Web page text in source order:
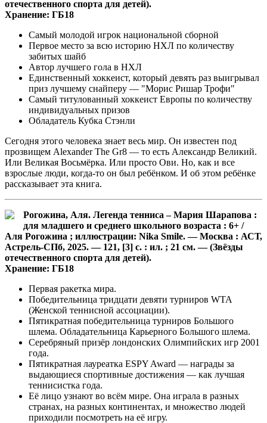
отечественного спорта для детей).
Хранение: ГБ18
Самый молодой игрок национальной сборной
Первое место за всю историю НХЛ по количеству
забитых шайб
Автор лучшего гола в НХЛ
Единственный хоккеист, который девять раз выигрывал
приз лучшему снайперу — "Морис Ришар Трофи"
Самый титулованный хоккеист Европы по количеству
индивидуальных призов
Обладатель Кубка Стэнли
Сегодня этого человека знает весь мир. Он известен под
прозвищем Alexander The Gr8 — то есть Александр Великий.
Или Великая Восьмёрка. Или просто Ови. Но, как и все
взрослые люди, когда-то он был ребёнком. И об этом ребёнке
рассказывает эта книга.
Рогожина, Аля. Легенда тенниса – Мария Шарапова :
для младшего и среднего школьного возраста : 6+ /
Аля Рогожина ; иллюстрации: Nika Smile. — Москва : АСТ,
Астрель-СПб, 2025. — 121, [3] с. : ил. ; 21 см. — (Звёзды
отечественного спорта для детей).
Хранение: ГБ18
Первая ракетка мира.
Победительница тридцати девяти турниров WTA
(Женской теннисной ассоциации).
Пятикратная победительница турниров Большого
шлема. Обладательница Карьерного Большого шлема.
Серебряный призёр лондонских Олимпийских игр 2001
года.
Пятикратная лауреатка ESPY Award — награды за
выдающиеся спортивные достижения — как лучшая
теннисистка года.
Её лицо узнают во всём мире. Она играла в разных
странах, на разных континентах, и множество людей
приходили посмотреть на её игру.